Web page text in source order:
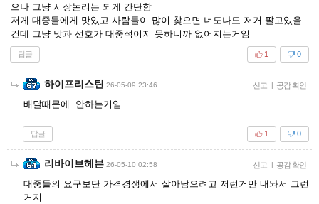
으나 그냥 시장논리는 되게 간단함
저게 대중들에게 맛있고 사람들이 많이 찾으면 너도나도 저거 팔고있을
건데 그냥 맛과 선호가 대중적이지 못하니까 없어지는거임
답글 0
1
하이프리스틴 26-05-09 23:46 신고 | 공감 확인
배달때문에 안하는거임
답글 0
1
리바이브헤븐 26-05-10 02:58 신고 | 공감 확인
대중들의 요구보단 가격경쟁에서 살아남으려고 저런거만 내놔서 그런
거지.